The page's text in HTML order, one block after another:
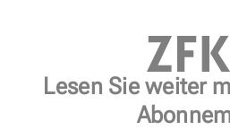
Lesen Sie weiter